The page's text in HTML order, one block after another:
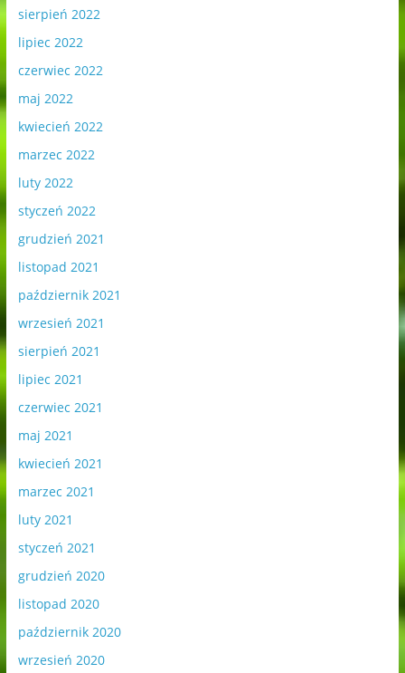
sierpień 2022
lipiec 2022
czerwiec 2022
maj 2022
kwiecień 2022
marzec 2022
luty 2022
styczeń 2022
grudzień 2021
listopad 2021
październik 2021
wrzesień 2021
sierpień 2021
lipiec 2021
czerwiec 2021
maj 2021
kwiecień 2021
marzec 2021
luty 2021
styczeń 2021
grudzień 2020
listopad 2020
październik 2020
wrzesień 2020